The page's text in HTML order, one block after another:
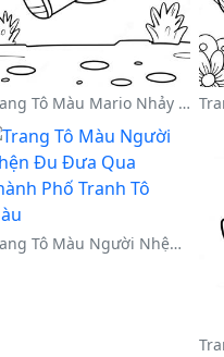
Trang Tô Màu Mario Nhảy Qua Goombas
Trang Tô Màu Người Nhện Đu Đưa Qua Thành Phố